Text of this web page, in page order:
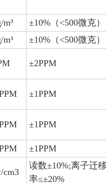
m³
±10%（<500微克）
m³
±10%（<500微克）
±2PPM
±1PPM
±1PPM
±1PPM
cm3
读数±10%;离子迁
率≤±20%